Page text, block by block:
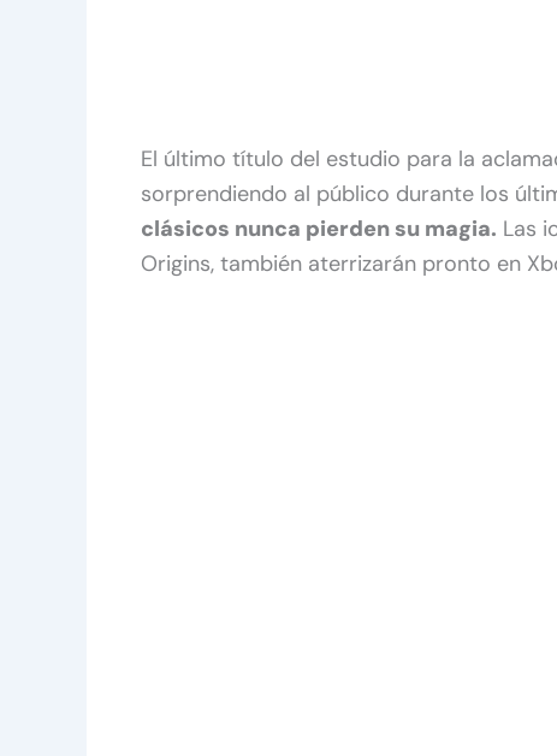
El último título del estudio para la
sorprendiendo al público durante los
clásicos nunca pierden su magia. Las
Origins, también aterrizarán pronto en